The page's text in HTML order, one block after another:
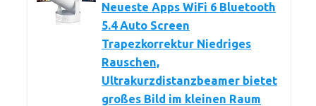
Neueste Apps WiFi 6 Bluetooth
5.4 Auto Screen
Trapezkorrektur Niedriges
Rauschen,
Ultrakurzdistanzbeamer bietet
großes Bild im kleinen Raum